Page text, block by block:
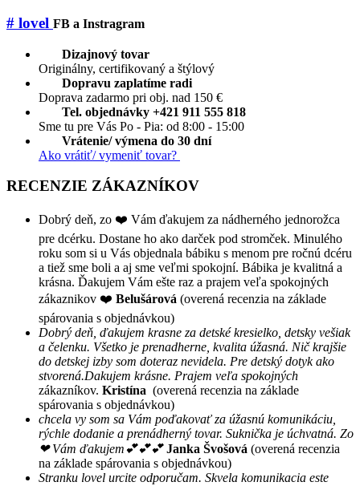
# lovel FB a Instragram
Dizajnový tovar
Originálny, certifikovaný a štýlový
Dopravu zaplatíme radi
Doprava zadarmo pri obj. nad 150 €
Tel. objednávky +421 911 555 818
Sme tu pre Vás Po - Pia: od 8:00 - 15:00
Vrátenie/ výmena do 30 dní
Ako vrátiť/ vymeniť tovar?
RECENZIE ZÁKAZNÍKOV
Dobrý deň, zo ❤️ Vám ďakujem za nádherného jednorožca
pre dcérku. Dostane ho ako darček pod stromček. Minulého
roku som si u Vás objednala bábiku s menom pre ročnú dcéru
a tiež sme boli a aj sme veľmi spokojní. Bábika je kvalitná a
krásna. Ďakujem Vám ešte raz a prajem veľa spokojných
zákaznikov ❤️ Belušárová (overená recenzia na základe
spárovania s objednávkou)
Dobrý deň, ďakujem krasne za detské kresielko, detsky vešiak
a čelenku. Všetko je prenadherne, kvalita úžasná. Nič krajšie
do detskej izby som doteraz nevidela. Pre detský dotyk ako
stvorená.Dakujem krásne. Prajem veľa spokojných
zákazníkov. Kristína (overená recenzia na základe
spárovania s objednávkou)
chcela vy som sa Vám poďakovať za úžasnú komunikáciu,
rýchle dodanie a prenádherný tovar. Suknička je úchvatná. Zo
❤ Vám ďakujem💕💕💕 Janka Švošová (overená recenzia
na základe spárovania s objednávkou)
Stranku lovel urcite odporučam. Skvela komunikacia este